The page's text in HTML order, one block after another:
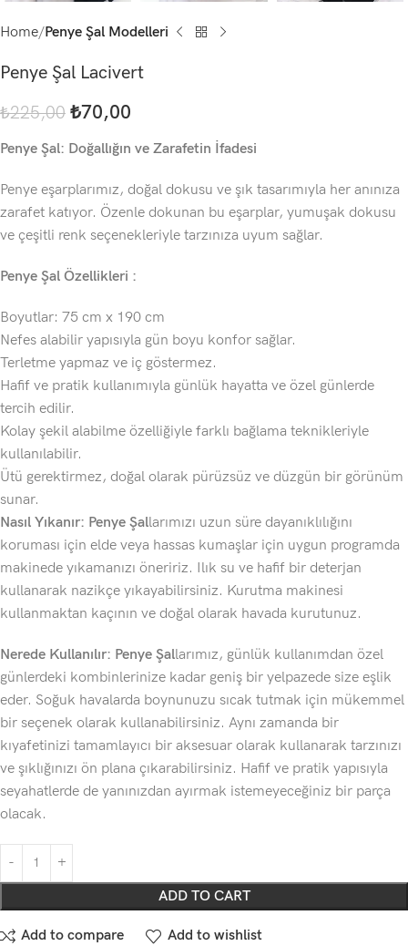
Home Penye Şal Modelleri
Penye Şal Lacivert
₺225,00 ₺70,00
Penye Şal: Doğallığın ve Zarafetin İfadesi
Penye eşarplarımız, doğal dokusu ve şık tasarımıyla her anınıza
zarafet katıyor. Özenle dokunan bu eşarplar, yumuşak dokusu
ve çeşitli renk seçenekleriyle tarzınıza uyum sağlar.
Penye Şal Özellikleri :
Boyutlar: 75 cm x 190 cm
Nefes alabilir yapısıyla gün boyu konfor sağlar.
Terletme yapmaz ve iç göstermez.
Hafif ve pratik kullanımıyla günlük hayatta ve özel günlerde
tercih edilir.
Kolay şekil alabilme özelliğiyle farklı bağlama teknikleriyle
kullanılabilir.
Ütü gerektirmez, doğal olarak pürüzsüz ve düzgün bir görünüm
sunar.
Nasıl Yıkanır: Penye Şallarımızı uzun süre dayanıklılığını
koruması için elde veya hassas kumaşlar için uygun programda
makinede yıkamanızı öneririz. Ilık su ve hafif bir deterjan
kullanarak nazikçe yıkayabilirsiniz. Kurutma makinesi
kullanmaktan kaçının ve doğal olarak havada kurutunuz.
Nerede Kullanılır: Penye Şallarımız, günlük kullanımdan özel
günlerdeki kombinlerinize kadar geniş bir yelpazede size eşlik
eder. Soğuk havalarda boynunuzu sıcak tutmak için mükemmel
bir seçenek olarak kullanabilirsiniz. Aynı zamanda bir
kıyafetinizi tamamlayıcı bir aksesuar olarak kullanarak tarzınızı
ve şıklığınızı ön plana çıkarabilirsiniz. Hafif ve pratik yapısıyla
seyahatlerde de yanınızdan ayırmak istemeyeceğiniz bir parça
olacak.
ADD TO CART
Add to compare Add to wishlist